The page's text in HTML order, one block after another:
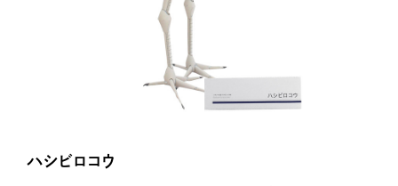
ハシビロコウ